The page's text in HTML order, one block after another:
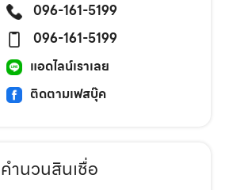
096-161-5199
096-161-5199
แอดไลน์เราเลย
ติดตามเฟสบุ๊ค
คำนวนสินเชื่อ